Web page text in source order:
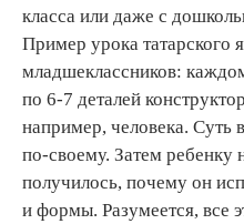
класса или даже с
Пример урока татарского
младшеклассников:
по 6-7 деталей
например, человека. Суть
по-своему. Затем ребенку
получилось, почему он
и формы. Разумеется, все